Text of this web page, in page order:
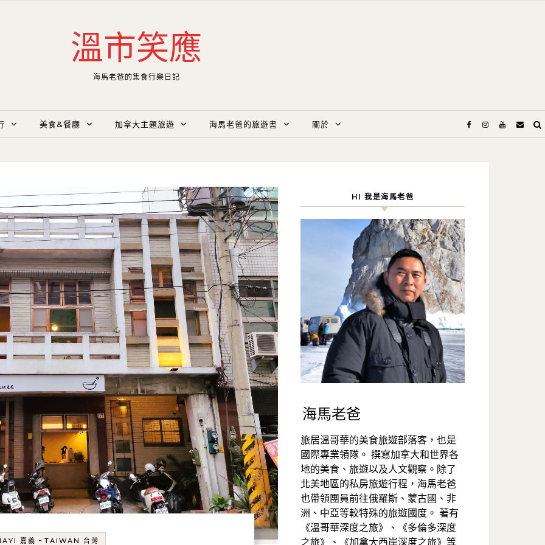
溫市笑應
海馬老爸的集食行樂日記
美食&餐廳 加拿大主題旅遊 海馬老爸的旅遊書 關於
嘉義 - TAIWAN 台灣
HI 我是海馬老爸
海馬老爸
旅居溫哥華的美食旅遊部落客，也是
國際專業領隊。 撰寫加拿大和世界各
地的美食、旅遊以及人文觀察。除了
北美地區的私房旅遊行程，海馬老爸
也帶領團員前往俄羅斯、蒙古國、非
洲、中亞等較特殊的旅遊國度。 著有
《溫哥華深度之旅》、《多倫多深度
之旅》、《加拿大西岸深度之旅》等